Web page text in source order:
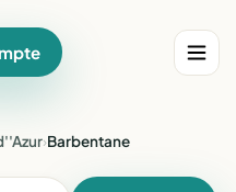
›Barbentane